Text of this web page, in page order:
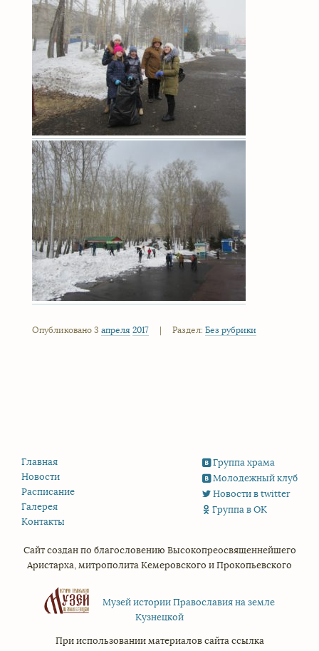
Опубликовано 3 апреля 2017 | Раздел: Без рубрики
Группа храма
Молодежный клуб
Новости в twitter
Группа в ОК
Главная
Новости
Расписание
Галерея
Контакты
Сайт создан по благословению Высокопреосвященнейшего
Аристарха,митрополита Кемеровского и Прокопьевского
Музей истории Православия на земле
Кузнецкой
При использовании материалов сайта ссылка